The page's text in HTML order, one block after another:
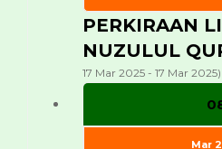
PERKIRAAN
NUZULUL
17 Mar 2025 - 17 Mar 2025)
Mar